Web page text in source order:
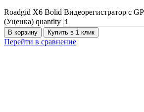
Roadgid X6 Bolid Видеорегистратор c
(Уценка) quantity
В корзину Купить в 1 клик
Перейти в сравнение